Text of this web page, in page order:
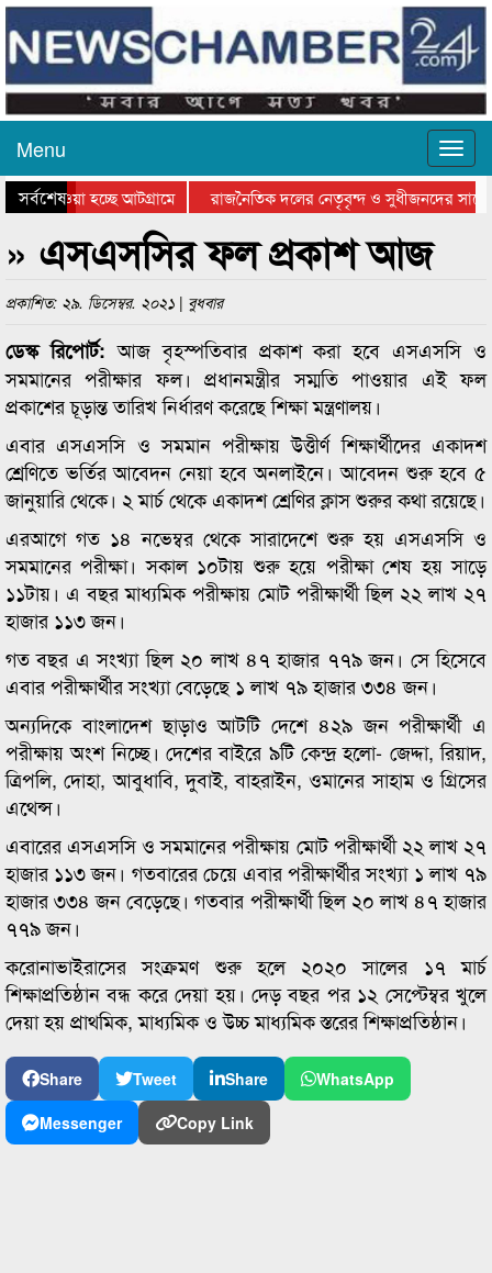
Menu
সর্বশেষ
যাওয়া হচ্ছে আটগ্রামে
রাজনৈতিক দলের নেতৃবৃন্দ ও সুধীজনদের সাথে
পুরস্কার বিতরণ সম্পন্ন
» এসএসসির ফল প্রকাশ আজ
প্রকাশিত: ২৯. ডিসেম্বর. ২০২১ | বুধবার
ডেস্ক রিপোর্ট: আজ বৃহস্পতিবার প্রকাশ করা হবে এসএসসি ও
সমমানের পরীক্ষার ফল। প্রধানমন্ত্রীর সম্মতি পাওয়ার এই ফল
প্রকাশের চূড়ান্ত তারিখ নির্ধারণ করেছে শিক্ষা মন্ত্রণালয়।
এবার এসএসসি ও সমমান পরীক্ষায় উত্তীর্ণ শিক্ষার্থীদের একাদশ
শ্রেণিতে ভর্তির আবেদন নেয়া হবে অনলাইনে। আবেদন শুরু হবে ৫
জানুয়ারি থেকে। ২ মার্চ থেকে একাদশ শ্রেণির ক্লাস শুরুর কথা রয়েছে।
এরআগে গত ১৪ নভেম্বর থেকে সারাদেশে শুরু হয় এসএসসি ও
সমমানের পরীক্ষা। সকাল ১০টায় শুরু হয়ে পরীক্ষা শেষ হয় সাড়ে
১১টায়। এ বছর মাধ্যমিক পরীক্ষায় মোট পরীক্ষার্থী ছিল ২২ লাখ ২৭
হাজার ১১৩ জন।
গত বছর এ সংখ্যা ছিল ২০ লাখ ৪৭ হাজার ৭৭৯ জন। সে হিসেবে
এবার পরীক্ষার্থীর সংখ্যা বেড়েছে ১ লাখ ৭৯ হাজার ৩৩৪ জন।
অন্যদিকে বাংলাদেশ ছাড়াও আটটি দেশে ৪২৯ জন পরীক্ষার্থী এ
পরীক্ষায় অংশ নিচ্ছে। দেশের বাইরে ৯টি কেন্দ্র হলো- জেদ্দা, রিয়াদ,
ত্রিপলি, দোহা, আবুধাবি, দুবাই, বাহরাইন, ওমানের সাহাম ও গ্রিসের
এথেন্স।
এবারের এসএসসি ও সমমানের পরীক্ষায় মোট পরীক্ষার্থী ২২ লাখ ২৭
হাজার ১১৩ জন। গতবারের চেয়ে এবার পরীক্ষার্থীর সংখ্যা ১ লাখ ৭৯
হাজার ৩৩৪ জন বেড়েছে। গতবার পরীক্ষার্থী ছিল ২০ লাখ ৪৭ হাজার
৭৭৯ জন।
করোনাভাইরাসের সংক্রমণ শুরু হলে ২০২০ সালের ১৭ মার্চ
শিক্ষাপ্রতিষ্ঠান বন্ধ করে দেয়া হয়। দেড় বছর পর ১২ সেপ্টেম্বর খুলে
দেয়া হয় প্রাথমিক, মাধ্যমিক ও উচ্চ মাধ্যমিক স্তরের শিক্ষাপ্রতিষ্ঠান।
Share Tweet Share
WhatsApp
Messenger
Copy Link